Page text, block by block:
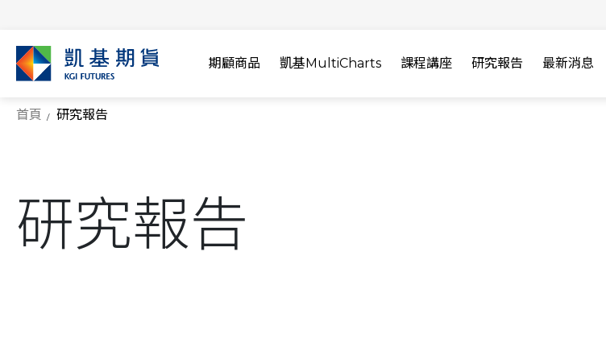
期顧商品 凱基MultiCharts 課程講座 研究報告 最新消息
首頁 研究報告
研究報告